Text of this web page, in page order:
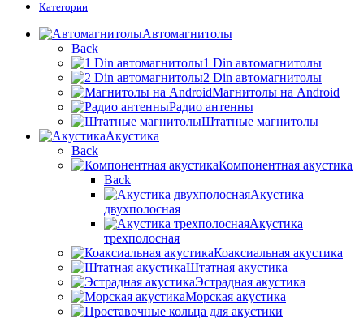
Категории
Автомагнитолы
Back
1 Din автомагнитолы
2 Din автомагнитолы
Магнитолы на Android
Радио антенны
Штатные магнитолы
Акустика
Back
Компонентная акустика
Back
Акустика
двухполосная
Акустика
трехполосная
Коаксиальная акустика
Штатная акустика
Эстрадная акустика
Морская акустика